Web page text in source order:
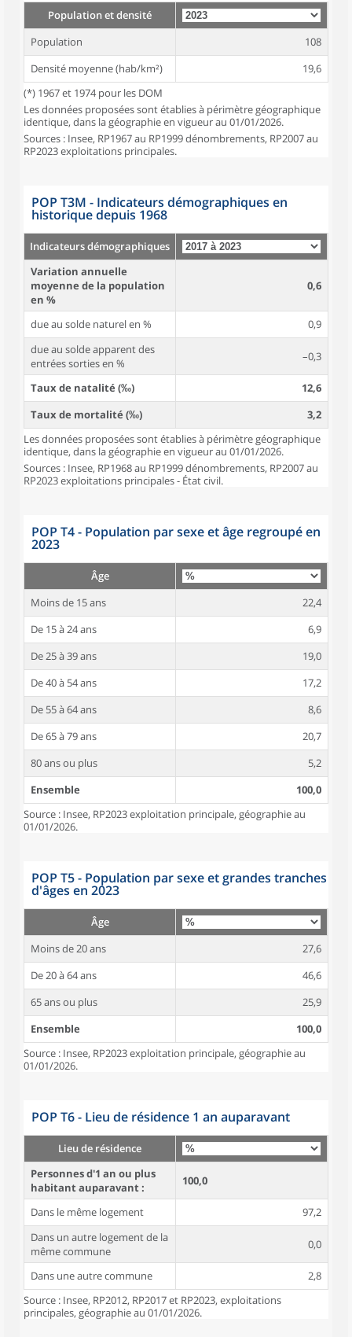
Population et densité
Population
108
Densité moyenne (hab/km²)
19,6
(*) 1967 et 1974 pour les DOM
Les données proposées sont établies à périmètre géographique
identique, dans la géographie en vigueur au 01/01/2026.
Sources : Insee, RP1967 au RP1999 dénombrements, RP2007 au
RP2023 exploitations principales.
POP T3M - Indicateurs démographiques en
historique depuis 1968
Indicateurs démographiques
Variation annuelle
moyenne de la population
en %
0,6
due au solde naturel en %
0,9
due au solde apparent des
entrées sorties en %
–0,3
Taux de natalité (‰)
12,6
Taux de mortalité (‰)
3,2
Les données proposées sont établies à périmètre géographique
identique, dans la géographie en vigueur au 01/01/2026.
Sources : Insee, RP1968 au RP1999 dénombrements, RP2007 au
RP2023 exploitations principales - État civil.
POP T4 - Population par sexe et âge regroupé en
2023
Âge
Moins de 15 ans
22,4
De 15 à 24 ans
6,9
De 25 à 39 ans
19,0
De 40 à 54 ans
17,2
De 55 à 64 ans
8,6
De 65 à 79 ans
20,7
80 ans ou plus
5,2
Ensemble
100,0
Source : Insee, RP2023 exploitation principale, géographie au
01/01/2026.
POP T5 - Population par sexe et grandes tranches
d'âges en 2023
Âge
Moins de 20 ans
27,6
De 20 à 64 ans
46,6
65 ans ou plus
25,9
Ensemble
100,0
Source : Insee, RP2023 exploitation principale, géographie au
01/01/2026.
POP T6 - Lieu de résidence 1 an auparavant
Lieu de résidence
Personnes d'1 an ou plus
habitant auparavant :
100,0
Dans le même logement
97,2
Dans un autre logement de la
même commune
0,0
Dans une autre commune
2,8
Source : Insee, RP2012, RP2017 et RP2023, exploitations
principales, géographie au 01/01/2026.